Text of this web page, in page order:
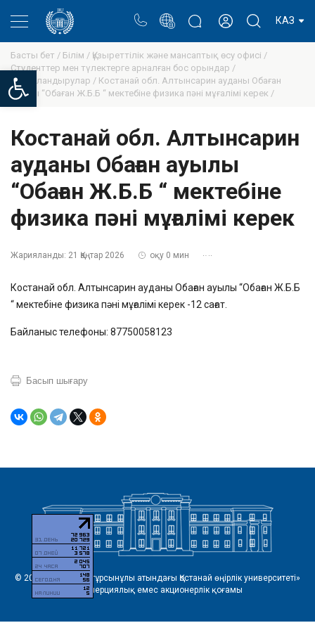
Open toolbar
КАЗ
Басты бет / Білім / Құзыреттілік және мансаптық өсу офисі /
Студенттер мен түлектерге арналған бос орындар /
Хабарландырулар / Костанай обл. Алтынсарин ауданы Обаған
ауылы “Обаған Ж.Б.Б “ мектебіне физика пәні мұғалімі керек /
Костанай обл. Алтынсарин
ауданы Обаған ауылы
“Обаған Ж.Б.Б “ мектебіне
физика пәні мұғалімі керек
Жарияланды: 21 Қаңтар 2026 оқу 0 мин
Костанай обл. Алтынсарин ауданы Обаған ауылы “Обаған Ж.Б.Б
“ мектебіне физика пәні мұғалімі керек -12 сағат.
Байланыс телефоны: 87750058123
Басып шығару
© 2026 «Ахмет Байтұрсынұлы атындағы Қостанай өңірлік университеті»
коммерциялық емес акционерлік қоғамы